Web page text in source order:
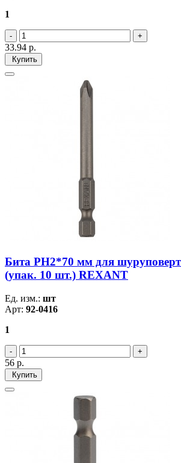
1
33.94 р.
Купить
Бита PH2*70 мм для
(упак. 10 шт.) REXANT
Ед. изм.: шт
Арт: 92-0416
1
56 р.
Купить